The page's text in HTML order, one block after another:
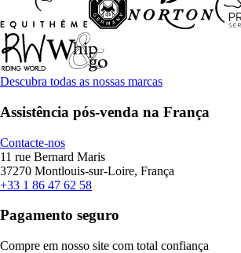
Descubra todas as nossas marcas
Assistência pós-venda na França
Contacte-nos
11 rue Bernard Maris
37270 Montlouis-sur-Loire, França
+33 1 86 47 62 58
Pagamento seguro
Compre em nosso site com total confiança